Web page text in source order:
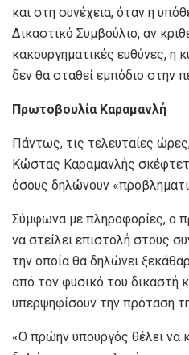
και στη συνέχεια, όταν η
Δικαστικό Συμβούλιο, αν
κακουργηματικές ευθύνες, η
δεν θα σταθεί εμπόδιο στην
Πρωτοβουλία Καραμανλή
Πάντως, τις τελευταίες
Κώστας Καραμανλής
όσους δηλώνουν
Σύμφωνα με πληροφορίες, ο
να στείλει επιστολή στους
την οποία θα δηλώνει
από τον φυσικό του δικαστή
υπερψηφίσουν την πρόταση
«Ο πρώην υπουργός θέλει να